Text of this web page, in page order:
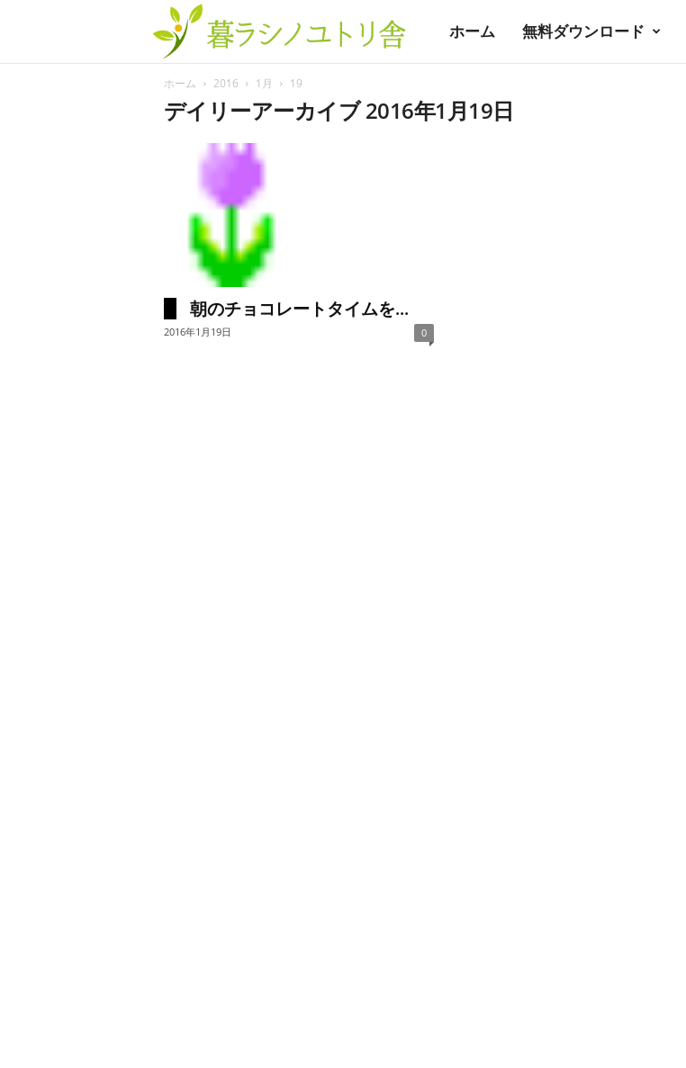
ホーム 無料ダウンロード
ホーム 2016 1月 19
デイリーアーカイブ 2016年1月19日
朝のチョコレートタイムを...
2016年1月19日 0